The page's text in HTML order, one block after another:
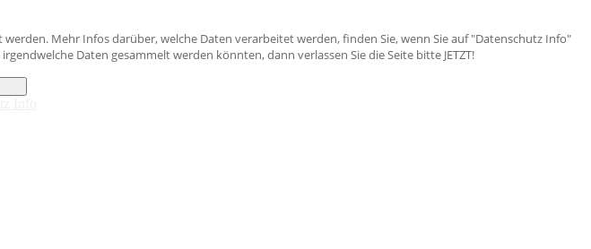
Mehr Infos darüber, welche Daten verarbeitet werden, finden Sie, wenn Sie auf "Datenschutz Info"
Daten gesammelt werden könnten, dann verlassen Sie die Seite bitte JETZT!